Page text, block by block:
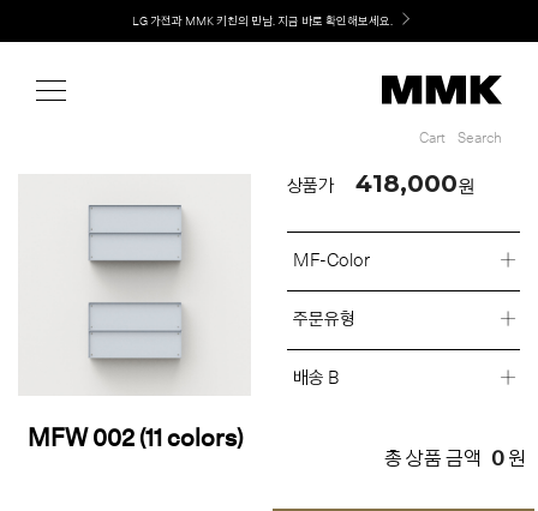
LG 가전과 MMK 키친의 만남. 지금 바로 확인해보세요.
Cart Search
MFW 002 (11 colors)
상품가 418,000원
MF-Color
주문유형
배송 B
총 상품 금액 0 원